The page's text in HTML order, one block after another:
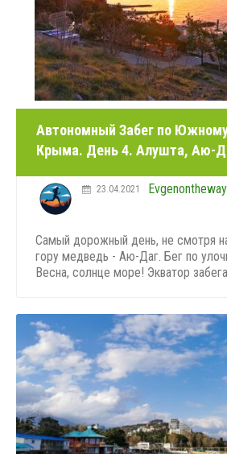
Автономный Забег по
Крыма. День 4. Алушта, Аю-
Evgenontheway
23.04.2021
Самый дорожный день, не смотря
гору медведь - Аю-Даг. Бег по
Весна, солнце море! Экватор